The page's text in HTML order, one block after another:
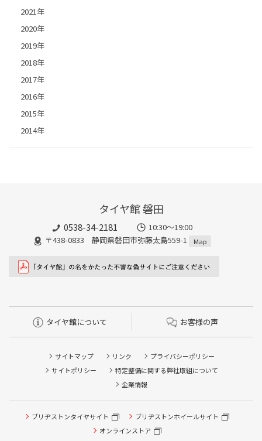
2021年
2020年
2019年
2018年
2017年
2016年
2015年
2014年
タイヤ館 磐田
0538-34-2181
10:30～19:00
〒438-0833 静岡県磐田市弥藤太島559-1
Map
タイヤ館について お客様の声
サイトマップ リンク
プライバシーポリシー
サイトポリシー
特定整備に関する弊社取組について
企業情報
ブリヂストンタイヤサイト
ブリヂストンホイールサイト
オンラインストア
タイヤ点検・安全点検/タイヤ履き替え/オイル交換/その他
ピット作業の予約